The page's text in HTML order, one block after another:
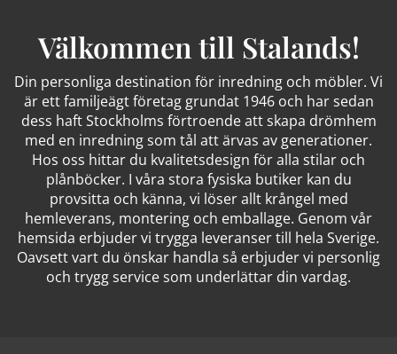
Välkommen till Stalands!
Din personliga destination för inredning och möbler. Vi
är ett familjeägt företag grundat 1946 och har sedan
dess haft Stockholms förtroende att skapa drömhem
med en inredning som tål att ärvas av generationer.
Hos oss hittar du kvalitetsdesign för alla stilar och
plånböcker. I våra stora fysiska butiker kan du
provsitta och känna, vi löser allt krångel med
hemleverans, montering och emballage. Genom vår
hemsida erbjuder vi trygga leveranser till hela Sverige.
Oavsett vart du önskar handla så erbjuder vi personlig
och trygg service som underlättar din vardag.